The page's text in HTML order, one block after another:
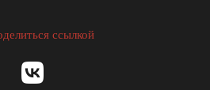
ссылкой